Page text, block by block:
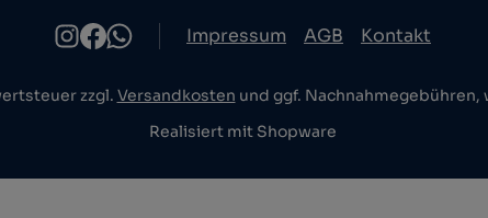
Impressum AGB Kontakt
zzgl. Versandkosten und ggf.
Realisiert mit Shopware